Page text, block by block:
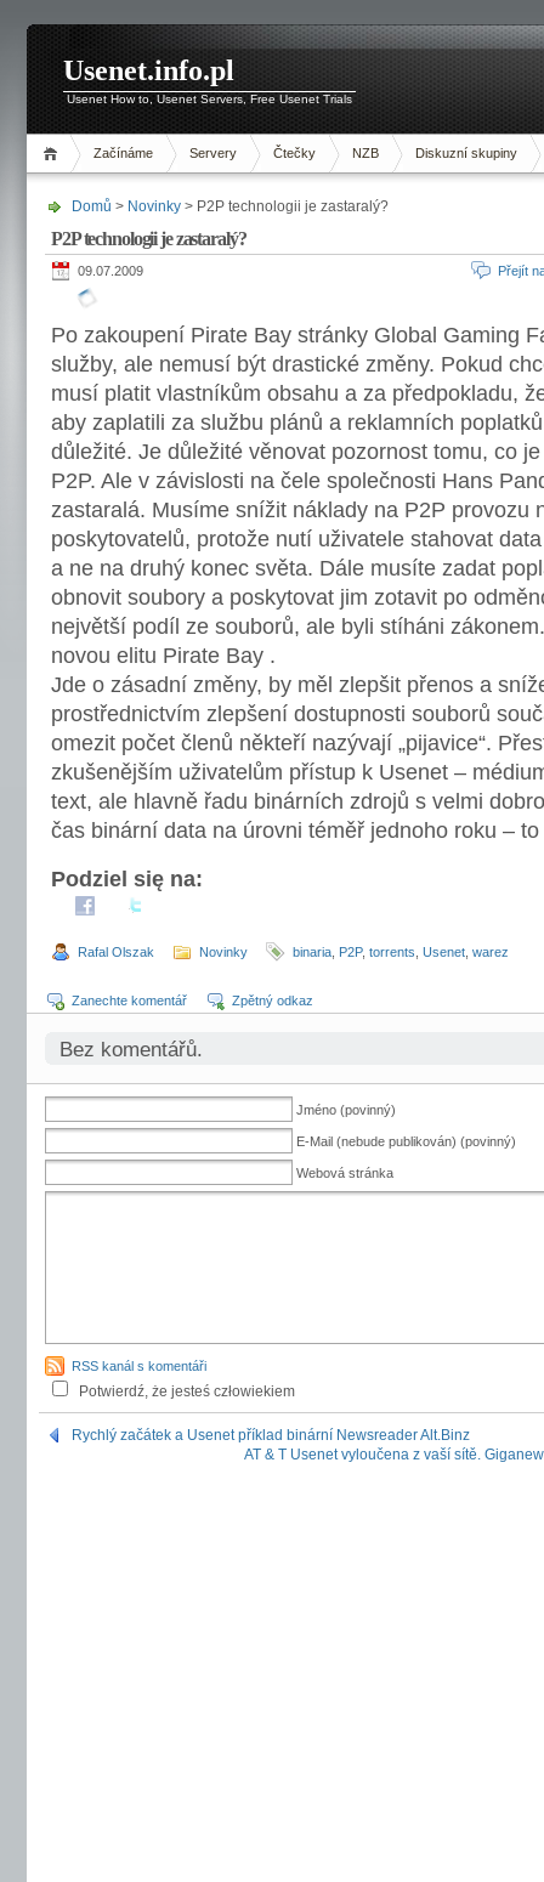
Usenet.info.pl
Usenet How to, Usenet Servers, Free Usenet Trials
Začínáme Servery Čtečky NZB Diskuzní skupiny
Domů > Novinky > P2P technologii je zastaralý?
P2P technologii je zastaralý?
09.07.2009 Přejít
Po zakoupení Pirate Bay stránky Global Gaming
služby, ale nemusí být drastické změny. Pokud
musí platit vlastníkům obsahu a za předpokladu,
aby zaplatili za službu plánů a reklamních
důležité. Je důležité věnovat pozornost tomu, co
P2P. Ale v závislosti na čele společnosti Hans
zastaralá. Musíme snížit náklady na P2P provozu
poskytovatelů, protože nutí uživatele stahovat
a ne na druhý konec světa. Dále musíte zadat
obnovit soubory a poskytovat jim zotavit po
největší podíl ze souborů, ale byli stíháni
novou elitu Pirate Bay .
Jde o zásadní změny, by měl zlepšit přenos a
prostřednictvím zlepšení dostupnosti souborů
omezit počet členů někteří nazývají „pijavice“.
zkušenějším uživatelům přístup k Usenet –
text, ale hlavně řadu binárních zdrojů s velmi
čas binární data na úrovni téměř jednoho roku –
Podziel się na:
Rafal Olszak Novinky binaria P2P, torrents Usenet warez
Zanechte komentář Zpětný odkaz
Bez komentářů.
Jméno (povinný)
E-Mail (nebude publikován) (povinný)
Webová stránka
RSS kanál s komentáři
Potwierdź, że jesteś człowiekiem
Rychlý začátek a Usenet příklad binární Newsreader Alt.Binz
AT & T Usenet vyloučena z vaší sítě.